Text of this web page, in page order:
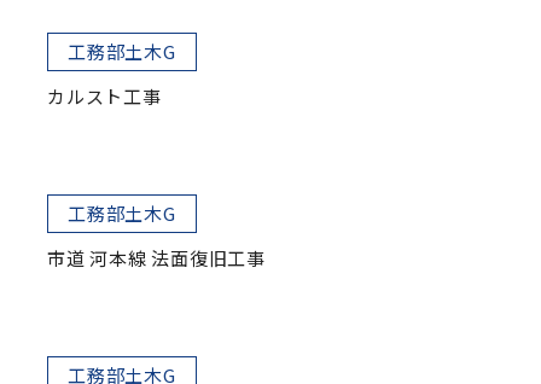
工務部土木G
カルスト工事
工務部土木G
市道 河本線 法面復旧工事
工務部土木G